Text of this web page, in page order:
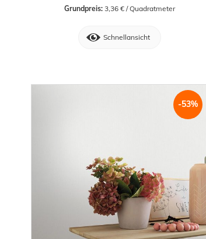
Grundpreis: 3,36 € / Quadratmeter
Schnellansicht
-53%